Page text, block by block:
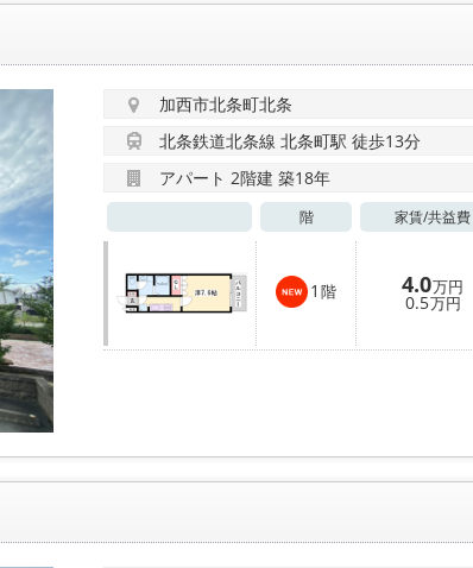
加西市北条町北条
北条鉄道北条線 北条町駅 徒歩13分
アパート 2階建 築18年
階 家賃/共益費
1 階 4.0万円
0.5万円